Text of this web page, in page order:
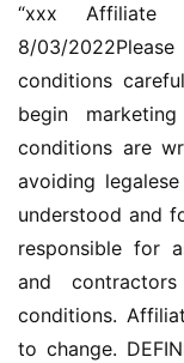
“xxx Affiliate
8/03/
conditions
begin
conditions are
avoiding
understood and
responsible for
and
conditions.
to change.